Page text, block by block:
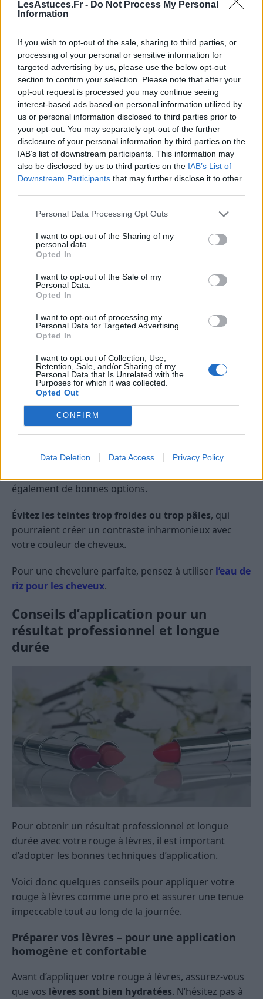
LesAstuces.Fr - Do Not Process My Personal
Information
If you wish to opt-out of the sale, sharing to third parties, or
processing of your personal or sensitive information for
targeted advertising by us, please use the below opt-out
section to confirm your selection. Please note that after your
opt-out request is processed you may continue seeing
interest-based ads based on personal information utilized by
us or personal information disclosed to third parties prior to
your opt-out. You may separately opt-out of the further
disclosure of your personal information by third parties on the
IAB’s list of downstream participants. This information may
also be disclosed by us to third parties on the IAB’s List of
Downstream Participants that may further disclose it to other
Personal Data Processing Opt Outs
I want to opt-out of the Sharing of my
personal data.
Opted In
I want to opt-out of the Sale of my
Personal Data.
Opted In
I want to opt-out of processing my
Personal Data for Targeted Advertising.
Opted In
I want to opt-out of Collection, Use,
Retention, Sale, and/or Sharing of my
Personal Data that Is Unrelated with the
Purposes for which it was collected.
Opted Out
CONFIRM
Data Deletion Data Access Privacy Policy
Les brunes peuvent se permettre une grande variété
Les teintes de rouge à lèvres qui conviennent aux
cheveux bruns incluent les rouges profonds, les
prunes, les roses foncés et les bruns chauds.
Les nuances de baies et de bordeaux sont également
flatteuses pour les cheveux bruns.
N’hésitez pas à expérimenter avec des couleurs plus
audacieuses pour trouver celle qui vous convient le
mieux.
Cheveux roux – couleurs pour faire ressortir
Pour lesrousses, les teintes derouge à lèvres
orangées, cuivrées et terre cuite
particulièrement flatteuses et complimenteront la
également de bonnes options.
Évitez les teintes trop froides ou trop pâles, qui
pourraient créer un contraste inharmonieux avec
votre couleur de cheveux.
Pour une chevelure parfaite, pensez à utiliser l’eau de
riz pour les cheveux.
Conseils d’application pour un
résultat professionnel et longue
durée
Pour obtenir un résultat professionnel et longue
durée avec votre rouge à lèvres, il est important
d’adopter les bonnes techniques d’application.
Voici donc quelques conseils pour appliquer votre
rouge à lèvres comme une pro et assurer une tenue
impeccable tout au long de la journée.
Préparer vos lèvres – pour une application
homogène et confortable
Avant d’appliquer votre rouge à lèvres, assurez-vous
que vos lèvres sont bien hydratées. N’hésitez pas à